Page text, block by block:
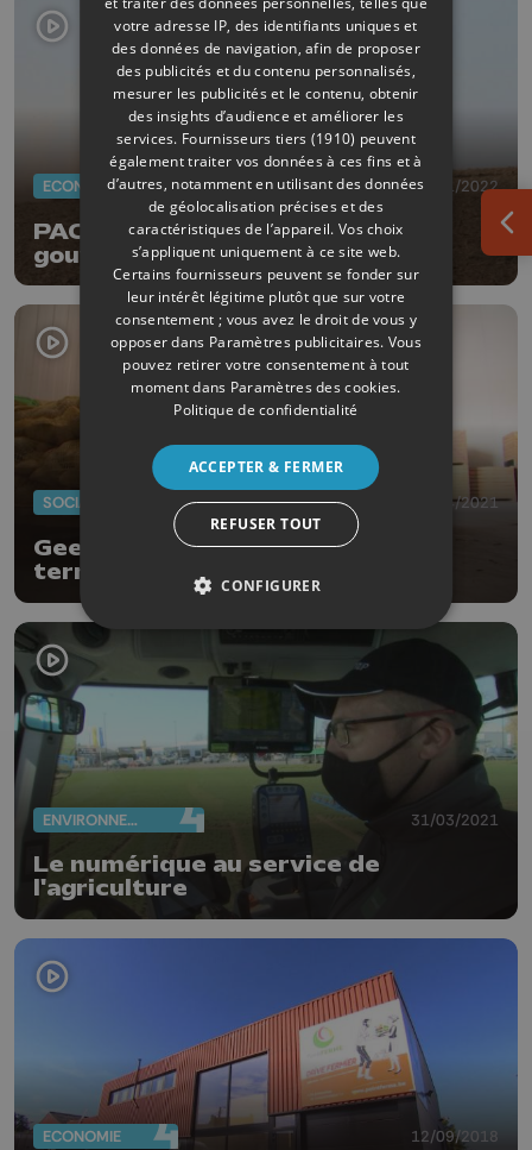
ECONOMIE 17/01/2022
PAC: les axes stratégiques du
gouvernement wallon
SOCIAL 13/04/2021
Geer : des tonnes de pommes de
terre pour l'aide alimentaire
ENVIRONNEMENT 31/03/2021
Le numérique au service de
l'agriculture
ECONOMIE 12/09/2018
votre adresse IP, des identifiants uniques et
des données de navigation, afin de proposer
des publicités et du contenu personnalisés,
mesurer les publicités et le contenu, obtenir
des insights d’audience et améliorer les
services. Fournisseurs tiers (1910) peuvent
également traiter vos données à ces fins et à
d’autres, notamment en utilisant des données
de géolocalisation précises et des
caractéristiques de l’appareil. Vos choix
s’appliquent uniquement à ce site web.
Certains fournisseurs peuvent se fonder sur
leur intérêt légitime plutôt que sur votre
consentement ; vous avez le droit de vous y
opposer dans Paramètres publicitaires. Vous
pouvez retirer votre consentement à tout
moment dans Paramètres des cookies.
Politique de confidentialité
ACCEPTER & FERMER
REFUSER TOUT
CONFIGURER